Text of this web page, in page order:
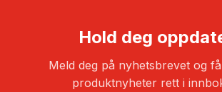
Hold deg
Meld deg på nyhetsbrevet og
produktnyheter rett i